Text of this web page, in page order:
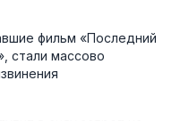
фильм «Последний
стали массово